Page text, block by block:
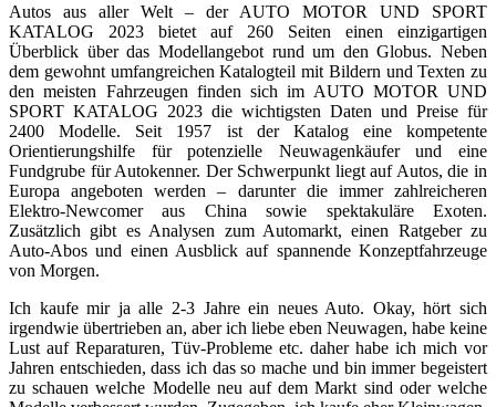
Autos aus aller Welt – der AUTO MOTOR UND SPORT
KATALOG 2023 bietet auf 260 Seiten einen einzigartigen
Überblick über das Modellangebot rund um den Globus. Neben
dem gewohnt umfangreichen Katalogteil mit Bildern und Texten zu
den meisten Fahrzeugen finden sich im AUTO MOTOR UND
SPORT KATALOG 2023 die wichtigsten Daten und Preise für
2400 Modelle. Seit 1957 ist der Katalog eine kompetente
Orientierungshilfe für potenzielle Neuwagenkäufer und eine
Fundgrube für Autokenner. Der Schwerpunkt liegt auf Autos, die in
Europa angeboten werden – darunter die immer zahlreicheren
Elektro-Newcomer aus China sowie spektakuläre Exoten.
Zusätzlich gibt es Analysen zum Automarkt, einen Ratgeber zu
Auto-Abos und einen Ausblick auf spannende Konzeptfahrzeuge
von Morgen.
Ich kaufe mir ja alle 2-3 Jahre ein neues Auto. Okay, hört sich
irgendwie übertrieben an, aber ich liebe eben Neuwagen, habe keine
Lust auf Reparaturen, Tüv-Probleme etc. daher habe ich mich vor
Jahren entschieden, dass ich das so mache und bin immer begeistert
zu schauen welche Modelle neu auf dem Markt sind oder welche